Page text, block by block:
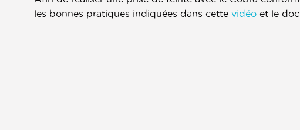
les bonnes pratiques indiquées dans cettevidéoet le